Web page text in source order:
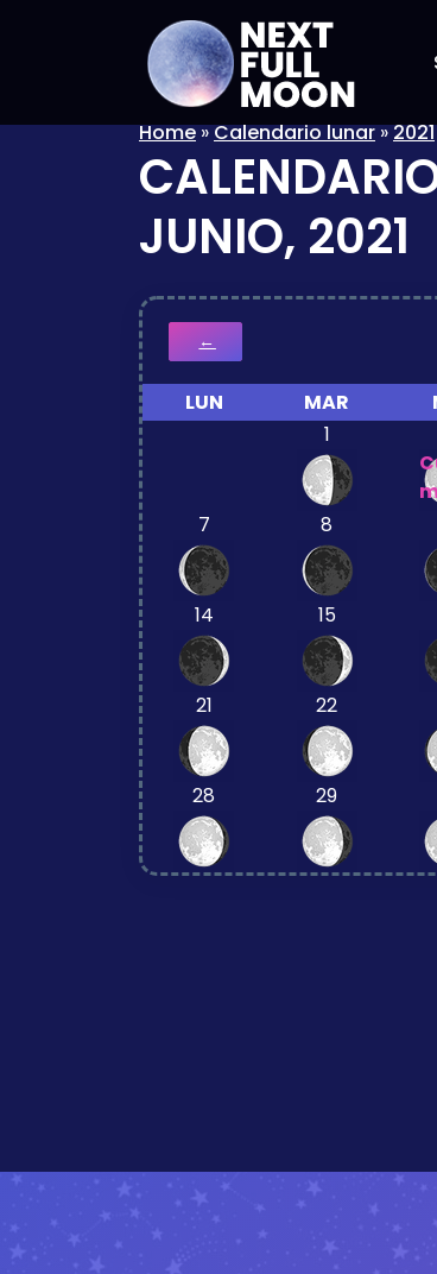
Home»Calendario lunar»2021
JUNIO, 2021
←
LUN MAR
1
7 8
14 15
21 22
28 29